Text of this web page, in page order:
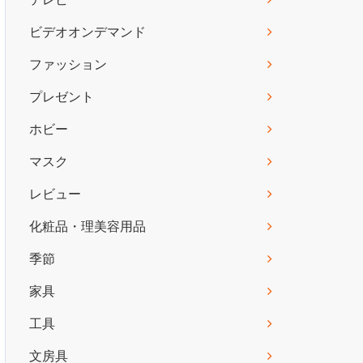
ビデオオンデマンド
ファッション
プレゼント
ホビー
マスク
レビュー
化粧品・理美容用品
季節
家具
工具
文房具